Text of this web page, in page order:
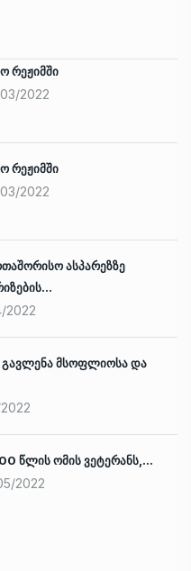
რეჟიმში
2022
რეჟიმში
2022
ასპარეზზე
2022
გავლენა მსოფლიოსა და
წლის ომის ვეტერანს,…
2022